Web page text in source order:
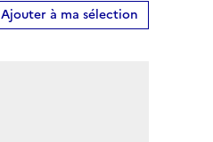
Ajouter à ma sélection